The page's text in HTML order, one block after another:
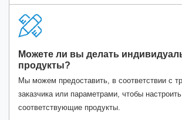
Можете ли вы делать
продукты?
Мы можем предоставить, в соответствии с
заказчика или параметрами, чтобы настроить
соответствующие продукты.